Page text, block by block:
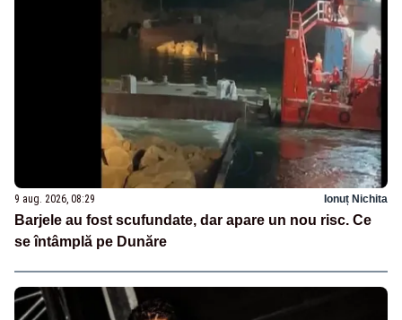
9 aug. 2026, 08:29 Ionuț Nichita
Barjele au fost scufundate, dar apare un nou risc. Ce
se întâmplă pe Dunăre